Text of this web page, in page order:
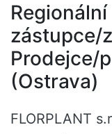
Regionální
zástupce/
Prodejce/
(Ostrava)
FLORPLANT